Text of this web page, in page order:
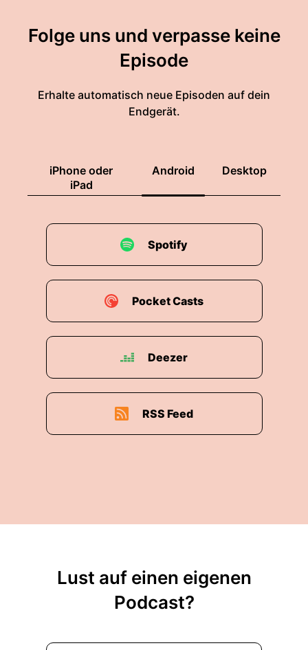
Folge uns und verpasse keine
Episode
Erhalte automatisch neue Episoden auf dein
Endgerät.
iPhone oder
iPad
Android Desktop
Spotify
Pocket Casts
Deezer
RSS Feed
Lust auf einen eigenen
Podcast?